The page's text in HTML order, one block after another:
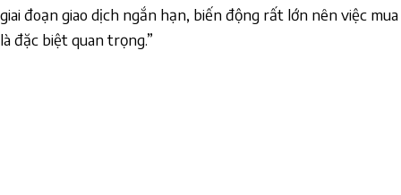
giai đoạn giao dịch ngắn hạn, biến động rất lớn nên việc
là đặc biệt quan trọng.”